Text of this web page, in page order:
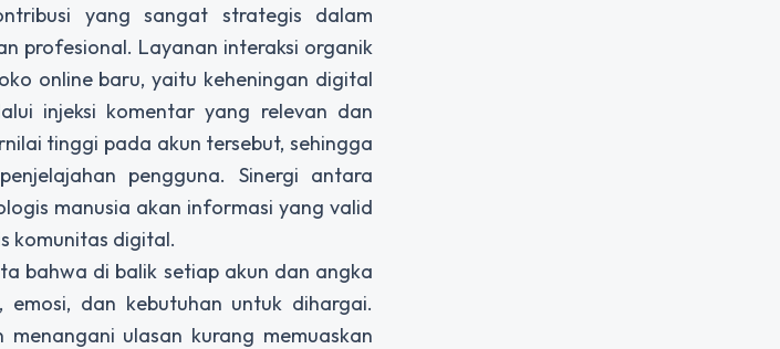
yang sangat strategis dalam
profesional. Layanan interaksi organik
online baru, yaitu keheningan digital
injeksi komentar yang relevan dan
tinggi pada akun tersebut, sehingga
pengguna. Sinergi antara
manusia akan informasi yang valid
komunitas digital.
bahwa di balik setiap akun dan angka
dan kebutuhan untuk dihargai.
ulasan kurang memuaskan